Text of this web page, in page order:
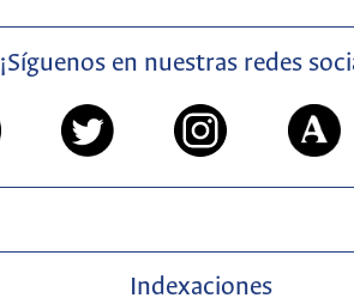
¡Síguenos en nuestras redes
Indexaciones